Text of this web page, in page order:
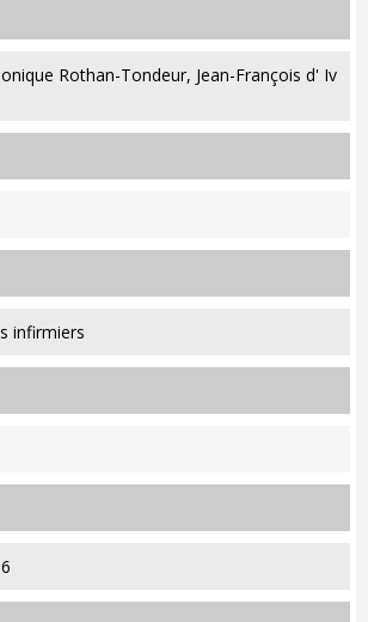
Rothan-Tondeur, Jean-François d' Iv
infirmiers